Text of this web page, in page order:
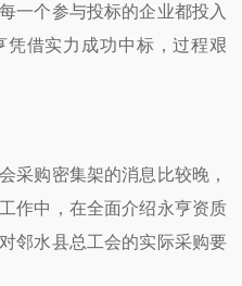
一个参与投标的企业都投入
借实力成功中标，过程艰
采购密集架的消息比较晚，
作中，在全面介绍永亨资质
邻水县总工会的实际采购要